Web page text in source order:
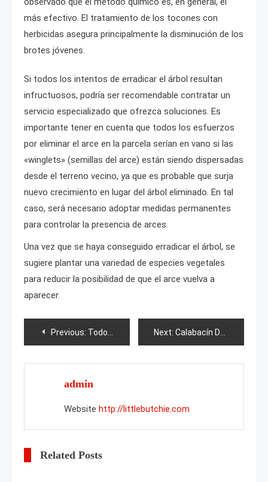
más efectivo. El tratamiento de los tocones con
herbicidas asegura principalmente la disminución de los
brotes jóvenes.
Si todos los intentos de erradicar el árbol resultan
infructuosos, podría ser recomendable contratar un
servicio especializado que ofrezca soluciones. Es
importante tener en cuenta que todos los esfuerzos
por eliminar el arce en la parcela serían en vano si las
«winglets» (semillas del arce) están siendo dispersadas
desde el terreno vecino, ya que es probable que surja
nuevo crecimiento en lugar del árbol eliminado. En tal
caso, será necesario adoptar medidas permanentes
para controlar la presencia de arces.
Una vez que se haya conseguido erradicar el árbol, se
sugiere plantar una variedad de especies vegetales
para reducir la posibilidad de que el arce vuelva a
aparecer.
Post
navigation
Previous: Todo sobre las frambuesas silvestres Next: Calabacín Drakosha
admin
Website http://littlebutchie.com
Related Posts